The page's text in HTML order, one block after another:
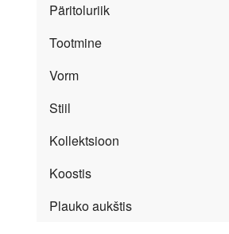
Päritoluriik
Tootmine
Vorm
Stiil
Kollektsioon
Koostis
Plauko aukštis